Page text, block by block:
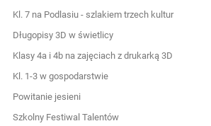
Kl. 7 na Podlasiu - szlakiem trzech kultur
Długopisy 3D w świetlicy
Klasy 4a i 4b na zajęciach z drukarką 3D
Kl. 1-3 w gospodarstwie
Powitanie jesieni
Szkolny Festiwal Talentów